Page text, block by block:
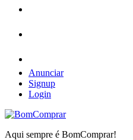
Anunciar
Signup
Login
BomComprar
Aqui sempre é BomComprar!